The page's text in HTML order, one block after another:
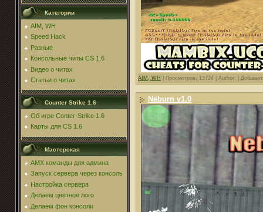
Категории
AIM, WH
Speed Hack
Разные
Консольные читы CS 1.6
Видео о читах
Статьи о читах
Counter Strike 1.6
Об игре Conter-Strike 1.6
Карты для CS 1.6
Мастерская
AMX команды для админа
Запуск сервера через консоль
Настройка сервера
Делаем цветное лого
Делаем фон консоли
AIM, WH Просмотров: 13724 | Author: |
Neburn v1.0